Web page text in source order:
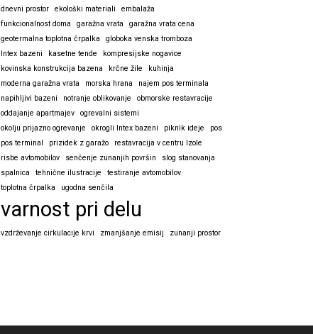
dnevni prostor
ekološki materiali
embalaža
funkcionalnost doma
garažna vrata
garažna vrata cena
geotermalna toplotna črpalka
globoka venska tromboza
Intex bazeni
kasetne tende
kompresijske nogavice
kovinska konstrukcija bazena
krčne žile
kuhinja
moderna garažna vrata
morska hrana
najem pos terminala
napihljivi bazeni
notranje oblikovanje
obmorske restavracije
oddajanje apartmajev
ogrevalni sistemi
okolju prijazno ogrevanje
okrogli Intex bazeni piknik ideje
pos
pos terminal
prizidek z garažo
restavracija v centru Izole
risbe avtomobilov
senčenje zunanjih površin
slog stanovanja
spalnica
tehnične ilustracije
testiranje avtomobilov
toplotna črpalka
ugodna senčila
varnost pri delu
vzdrževanje cirkulacije krvi zmanjšanje emisij zunanji prostor